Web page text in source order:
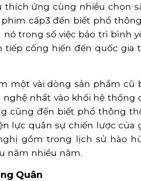
ứng cùng nhiều chọn
cấp3 đến biết phổ
trong số việc bảo trì bình
cống hiến đến quốc gia
một vài dòng sản phẩm
nhất vào khối hệ thống
cũng đến biết phổ thông
lực quân sự chiến lược
gồm trong lịch sử hào
năm nhiều năm.
Quân